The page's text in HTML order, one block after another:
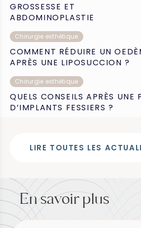
GROSSESSE ET
ABDOMINOPLASTIE
Chirurgie esthétique
COMMENT RÉDUIRE UN
APRÈS UNE LIPOSUCCION ?
Chirurgie esthétique
QUELS CONSEILS APRÈS UNE
D’IMPLANTS FESSIERS ?
LIRE TOUTES LES
En savoir plus